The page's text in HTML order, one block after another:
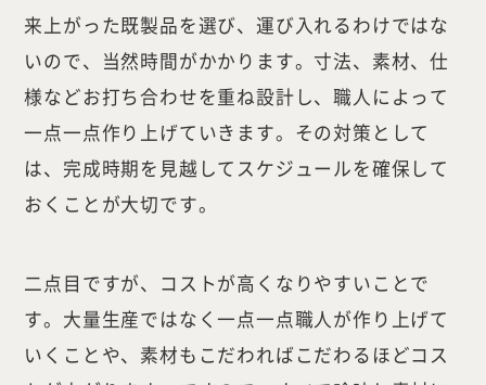
来上がった既製品を選び、運び入れるわけではな
いので、当然時間がかかります。寸法、素材、仕
様などお打ち合わせを重ね設計し、職人によって
一点一点作り上げていきます。その対策として
は、完成時期を見越してスケジュールを確保して
おくことが大切です。
二点目ですが、コストが高くなりやすいことで
す。大量生産ではなく一点一点職人が作り上げて
いくことや、素材もこだわればこだわるほどコス
Company
Work Flow